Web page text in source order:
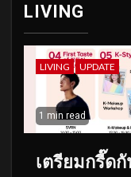
LIVING
LIVING UPDATE
1 min read
เตรียมกรี๊ด